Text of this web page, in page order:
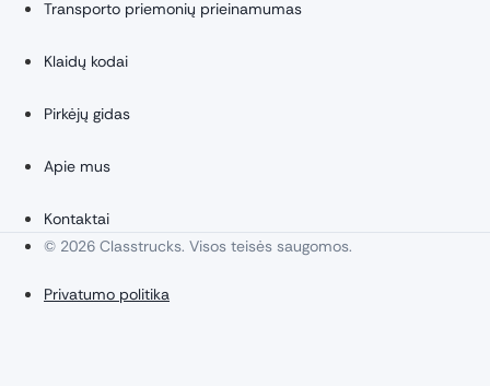
Transporto priemonių prieinamumas
Klaidų kodai
Pirkėjų gidas
Apie mus
Kontaktai
© 2026 Classtrucks. Visos teisės saugomos.
Privatumo politika